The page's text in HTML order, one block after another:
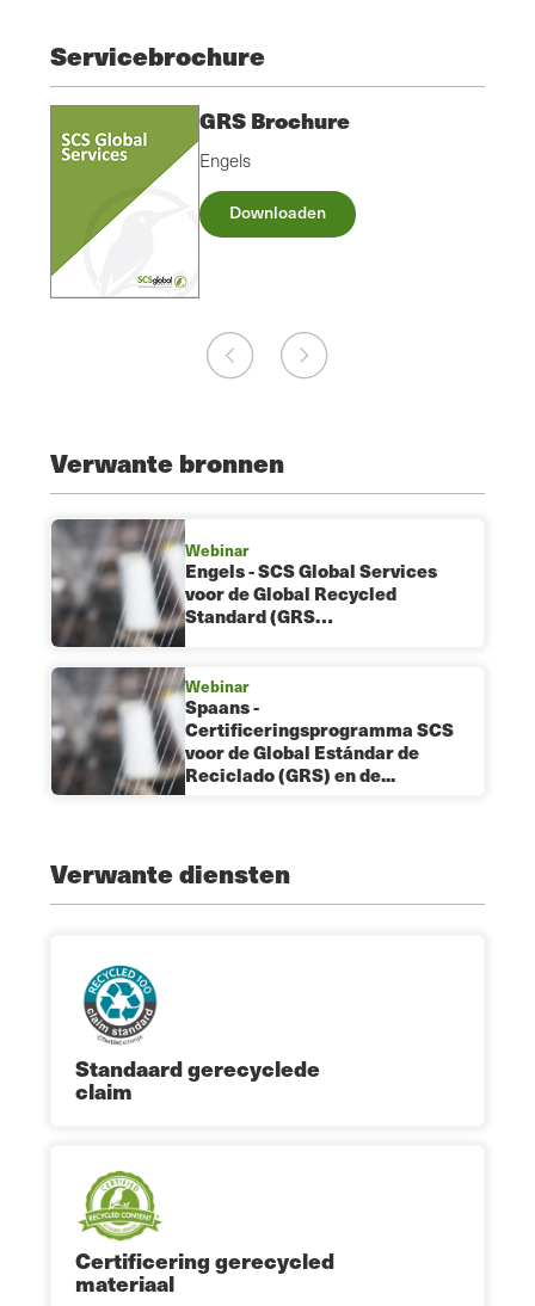
Servicebrochure
GRS Brochure
Engels
Downloaden
Verwante bronnen
Webinar
Engels - SCS Global Services
voor de Global Recycled
Standard (GRS…
Webinar
Spaans -
Certificeringsprogramma SCS
voor de Global Estándar de
Reciclado (GRS) en de...
Verwante diensten
Standaard gerecyclede
claim
Certificering gerecycled
materiaal